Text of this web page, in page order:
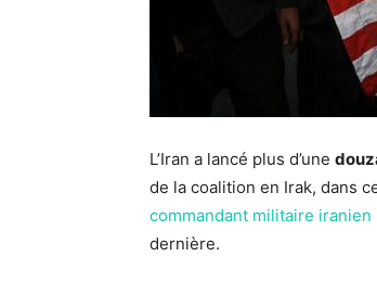
L’Iran a lancé plus d’une
de la coalition en Irak, dans
commandant militaire iranien
dernière.